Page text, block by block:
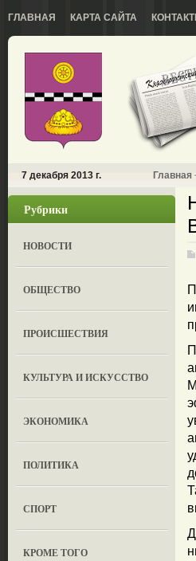
ГЛАВНАЯ КАРТА САЙТА
7 декабря 2013 г. Главная
Рубрики
НОВОСТИ
ОБЩЕСТВО
ПРОИСШЕСТВИЯ
КУЛЬТУРА И ИСКУССТВО
ЭКОНОМИКА
ПОЛИТИКА
СПОРТ
КРОМЕ ТОГО